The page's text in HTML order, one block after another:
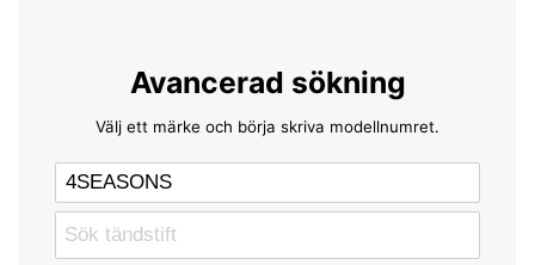
Avancerad sökning
Välj ett märke och börja skriva modellnumret.